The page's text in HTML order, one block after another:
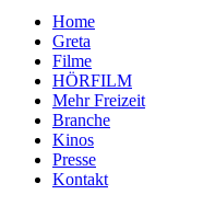
Home
Greta
Filme
HÖRFILM
Mehr Freizeit
Branche
Kinos
Presse
Kontakt